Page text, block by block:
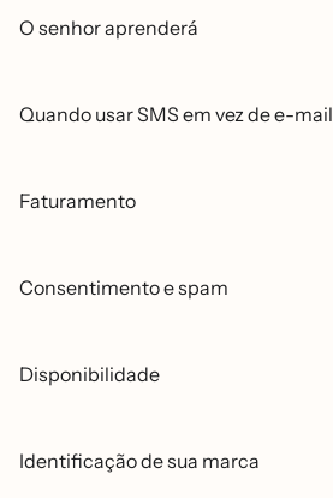
O senhor aprenderá
Quando usar SMS em vez de e-mail
Faturamento
Consentimento e spam
Disponibilidade
Identificação de sua marca